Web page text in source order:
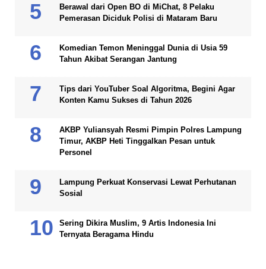
Berawal dari Open BO di MiChat, 8 Pelaku
Pemerasan Diciduk Polisi di Mataram Baru
Komedian Temon Meninggal Dunia di Usia 59
Tahun Akibat Serangan Jantung
Tips dari YouTuber Soal Algoritma, Begini Agar
Konten Kamu Sukses di Tahun 2026
AKBP Yuliansyah Resmi Pimpin Polres Lampung
Timur, AKBP Heti Tinggalkan Pesan untuk
Personel
Lampung Perkuat Konservasi Lewat Perhutanan
Sosial
Sering Dikira Muslim, 9 Artis Indonesia Ini
Ternyata Beragama Hindu